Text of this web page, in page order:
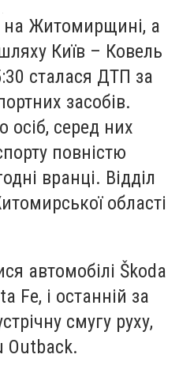
на Житомирщині, а
Київ – Ковель
сталася ДТП за
засобів.
осіб, серед них
повністю
вранці. Відділ
області
автомобілі Škoda
Fe, і останній за
смугу руху,
Outback.